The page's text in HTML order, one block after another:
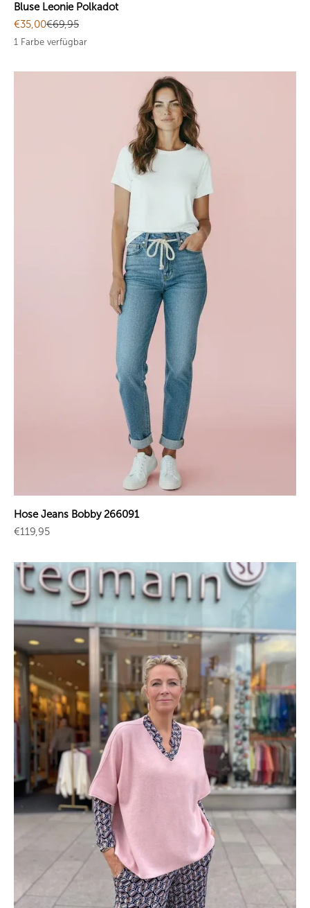
Bluse Leonie Polkadot
Angebot
€35,00Regulärer Preis
€69,95
1 Farbe verfügbar
Hose Jeans Bobby 266091
Angebot
€119,95